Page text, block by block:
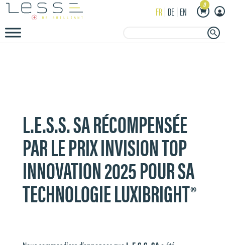
FR DE EN 0
Search Button
L.E.S.S. SA RÉCOMPENSÉE
PAR LE PRIX INVISION TOP
INNOVATION 2025 POUR SA
TECHNOLOGIE LUXIBRIGHT®